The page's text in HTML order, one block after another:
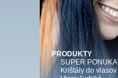
PRODUKTY
SUPER PONUKA
Krištály do vlasov